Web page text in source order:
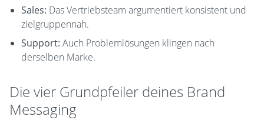
Sales: Das Vertriebsteam argumentiert konsistent und
zielgruppennah.
Support: Auch Problemlösungen klingen nach
derselben Marke.
Die vier Grundpfeiler deines Brand
Messaging